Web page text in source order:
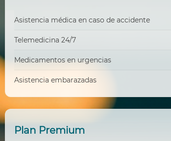
Asistencia médica en caso de accidente
Telemedicina 24/7
Medicamentos en urgencias
Asistencia embarazadas
Plan Premium